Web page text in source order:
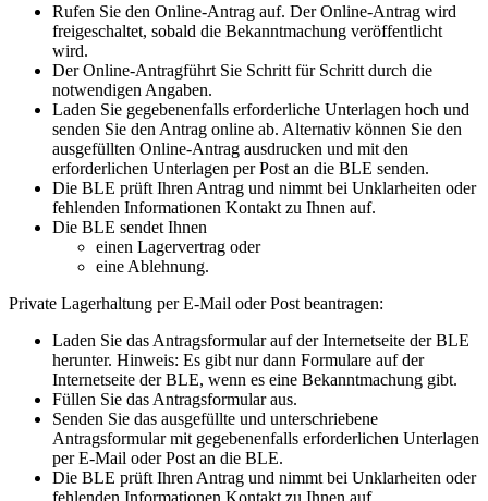
Rufen Sie den Online-Antrag auf. Der Online-Antrag wird
freigeschaltet, sobald die Bekanntmachung veröffentlicht
wird.
Der Online-Antragführt Sie Schritt für Schritt durch die
notwendigen Angaben.
Laden Sie gegebenenfalls erforderliche Unterlagen hoch und
senden Sie den Antrag online ab. Alternativ können Sie den
ausgefüllten Online-Antrag ausdrucken und mit den
erforderlichen Unterlagen per Post an die BLE senden.
Die BLE prüft Ihren Antrag und nimmt bei Unklarheiten oder
fehlenden Informationen Kontakt zu Ihnen auf.
Die BLE sendet Ihnen
einen Lagervertrag oder
eine Ablehnung.
Private Lagerhaltung per E-Mail oder Post beantragen:
Laden Sie das Antragsformular auf der Internetseite der BLE
herunter. Hinweis: Es gibt nur dann Formulare auf der
Internetseite der BLE, wenn es eine Bekanntmachung gibt.
Füllen Sie das Antragsformular aus.
Senden Sie das ausgefüllte und unterschriebene
Antragsformular mit gegebenenfalls erforderlichen Unterlagen
per E-Mail oder Post an die BLE.
Die BLE prüft Ihren Antrag und nimmt bei Unklarheiten oder
fehlenden Informationen Kontakt zu Ihnen auf.